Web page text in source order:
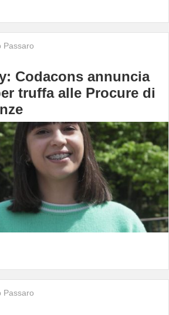
Passaro
Codacons annuncia
truffa alle Procure di
Passaro